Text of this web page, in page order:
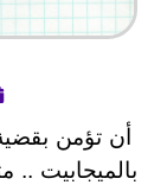
أن تؤمن
بالميجابيت ..